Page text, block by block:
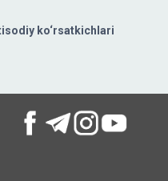
ko‘rsatkichlari